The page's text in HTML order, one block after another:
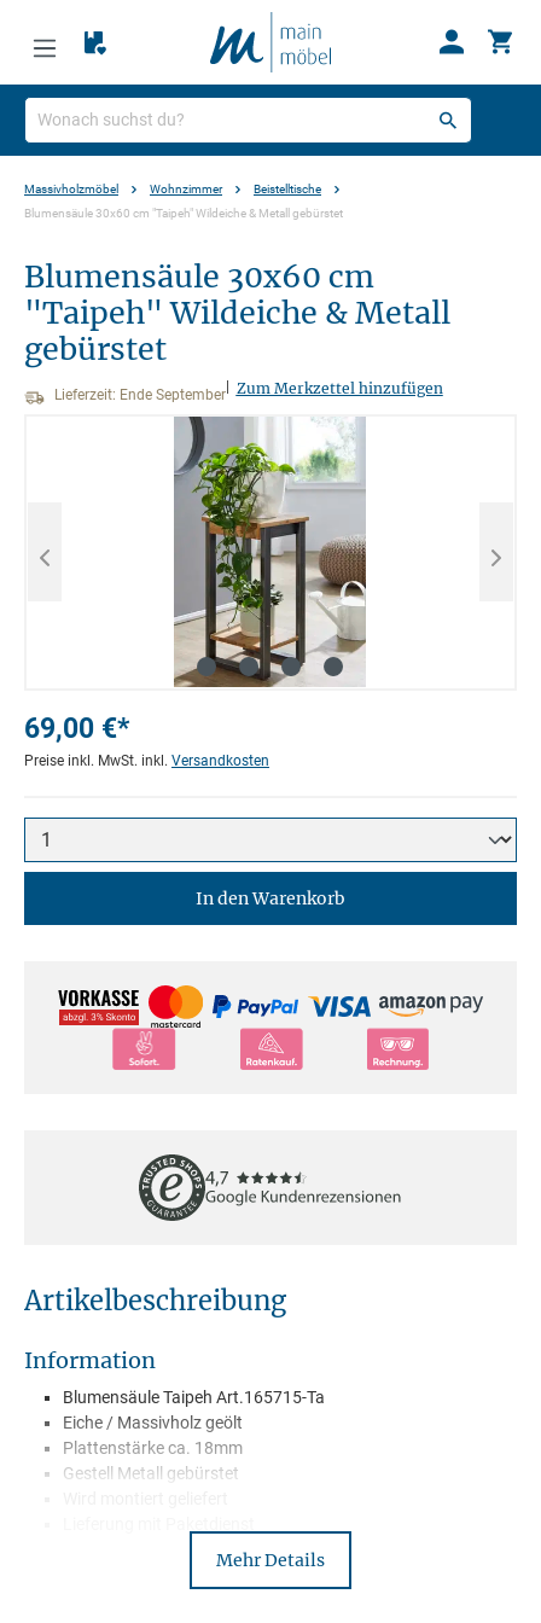
Massivholzmöbel Wohnzimmer
Beistelltische
Blumensäule 30x60 cm "Taipeh" Wildeiche & Metall gebürstet
Blumensäule 30x60 cm
"Taipeh" Wildeiche & Metall
gebürstet
Lieferzeit: Ende September Zum Merkzettel hinzufügen
Bildergalerie überspringen
69,00 €*
Preise inkl. MwSt. inkl. Versandkosten
In den Warenkorb
Artikelbeschreibung
Information
Blumensäule Taipeh Art.165715-Ta
Eiche / Massivholz geölt
Plattenstärke ca. 18mm
Gestell Metall gebürstet
Mehr Details